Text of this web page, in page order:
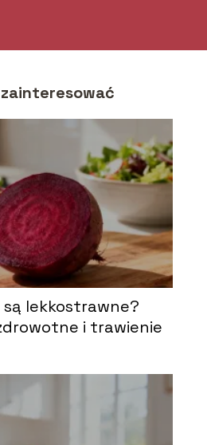
są lekkostrawne?
i trawienie